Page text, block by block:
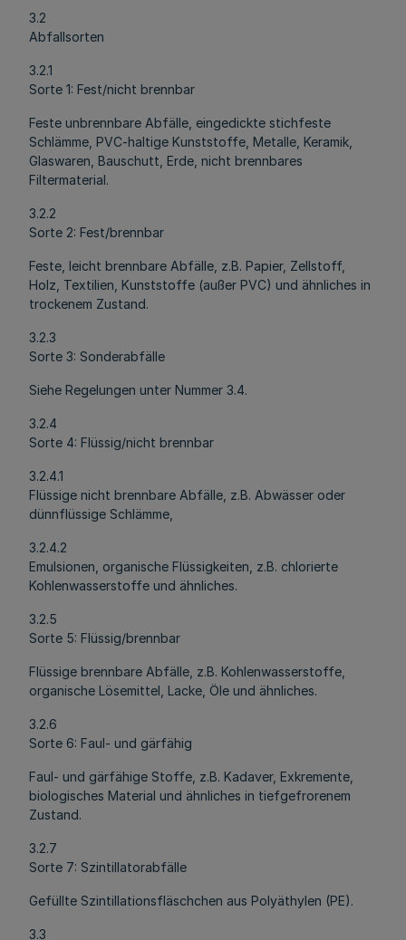
3.2
Abfallsorten
3.2.1
Sorte 1: Fest/nicht brennbar
Feste unbrennbare Abfälle, eingedickte stichfeste
Schlämme, PVC-haltige Kunststoffe, Metalle, Keramik,
Glaswaren, Bauschutt, Erde, nicht brennbares
Filtermaterial.
3.2.2
Sorte 2: Fest/brennbar
Feste, leicht brennbare Abfälle, z.B. Papier, Zellstoff,
Holz, Textilien, Kunststoffe (außer PVC) und ähnliches in
trockenem Zustand.
3.2.3
Sorte 3: Sonderabfälle
Siehe Regelungen unter Nummer 3.4.
3.2.4
Sorte 4: Flüssig/nicht brennbar
3.2.4.1
Flüssige nicht brennbare Abfälle, z.B. Abwässer oder
dünnflüssige Schlämme,
3.2.4.2
Emulsionen, organische Flüssigkeiten, z.B. chlorierte
Kohlenwasserstoffe und ähnliches.
3.2.5
Sorte 5: Flüssig/brennbar
Flüssige brennbare Abfälle, z.B. Kohlenwasserstoffe,
organische Lösemittel, Lacke, Öle und ähnliches.
3.2.6
Sorte 6: Faul- und gärfähig
Faul- und gärfähige Stoffe, z.B. Kadaver, Exkremente,
biologisches Material und ähnliches in tiefgefrorenem
Zustand.
3.2.7
Sorte 7: Szintillatorabfälle
Gefüllte Szintillationsfläschchen aus Polyäthylen (PE).
3.3